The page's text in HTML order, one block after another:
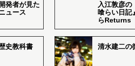
発者が見た
ュース
入江敦彦の
喰らい日記
らReturns
史教科書 清水建二の